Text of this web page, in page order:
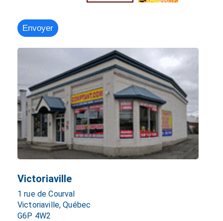
Victoriaville
1 rue de Courval
Victoriaville, Québec
G6P 4W2